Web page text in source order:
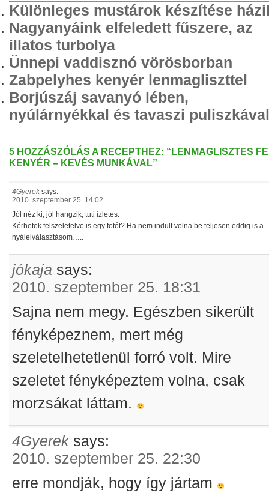
Különleges mustárok készítése
Nagyanyáink elfeledett fűszere, az
illatos turbolya
Ünnepi vaddisznó vörösborban
Zabpelyhes kenyér lenmagliszttel
Borjúszáj savanyó lében,
nyúlárnyékkal és tavaszi puliszkával
5 HOZZÁSZÓLÁS A RECEPTHEZ: “LENMAGLISZTES
KENYÉR – KEVÉS MUNKÁVAL”
4Gyerek says:
2010. szeptember 25. 14:02
Jól néz ki, jól hangzik, tuti ízletes.
Kérhetek felszeletelve is egy fotót? Ha nem indult volna be teljesen eddig is a
nyálelválasztásom…..
jókaja says:
2010. szeptember 25. 18:31
Sajna nem megy. Egészben sikerült
fényképeznem, mert még
szeletelhetetlenül forró volt. Mire
szeletet fényképeztem volna, csak
morzsákat láttam.
4Gyerek says:
2010. szeptember 25. 22:30
erre mondják, hogy így jártam